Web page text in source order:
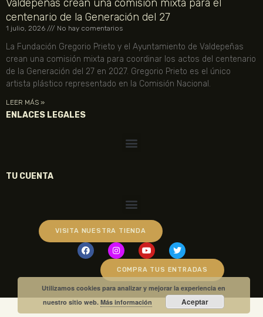
Valdepeñas crean una comisión mixta para el
centenario de la Generación del 27
1 julio, 2026 No hay comentarios
La Fundación Gregorio Prieto y el Ayuntamiento de Valdepeñas
crean una comisión mixta para coordinar los actos del centenario
de la Generación del 27 en 2027. Gregorio Prieto es el único
artista plástico representado en la Comisión Nacional.
LEER MÁS »
ENLACES LEGALES
TU CUENTA
VISITA NUESTRA TIENDA
COMPRA TUS ENTRADAS
Utilizamos cookies para analizar y mejorar la experiencia en
nuestro sitio web.Más información Aceptar